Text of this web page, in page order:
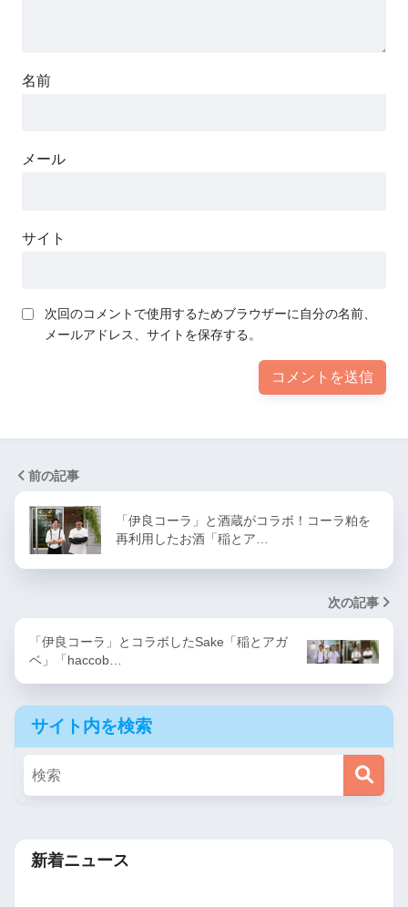
名前
メール
サイト
次回のコメントで使用するためブラウザーに自分の名前、
メールアドレス、サイトを保存する。
前の記事
「伊良コーラ」と酒蔵がコラボ！コーラ粕を
再利用したお酒「稲とア…
次の記事
「伊良コーラ」とコラボしたSake「稲とアガ
ベ」「haccob…
サイト内を検索
新着ニュース